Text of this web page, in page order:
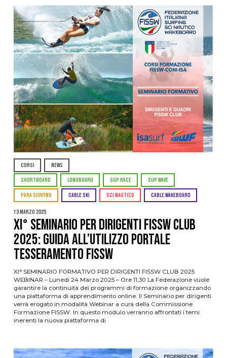
CORSI NEWS
SHORTBOARD LONGBOARD SUP RACE SUP WAVE
PARA SURFING CABLE SKI SCI NAUTICO CABLE WAKEBOARD
13 Marzo 2025
XI° SEMINARIO PER DIRIGENTI FISSW CLUB
2025: Guida all’utilizzo Portale
Tesseramento FISSW
XI° SEMINARIO FORMATIVO PER DIRIGENTI FISSW CLUB 2025
WEBINAR – Lunedi 24 Marzo 2025 – Ore 11,30 La Federazione vuole
garantire la continuità dei programmi di formazione organizzando
una piattaforma di apprendimento online. Il Seminario per dirigenti
verrà erogato in modalità Webinar a cura della Commissione
Formazione FISSW. In questo modulo verranno affrontati i temi
inerenti la nuova piattaforma di